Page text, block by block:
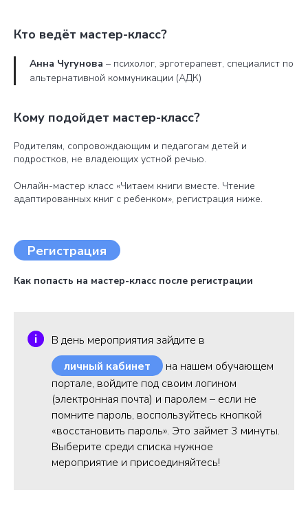
Кто ведёт мастер-класс?
Анна Чугунова – психолог, эрготерапевт, специалист по
альтернативной коммуникации (АДК)
Кому подойдет мастер-класс?
Родителям, сопровождающим и педагогам детей и
подростков, не владеющих устной речью.
Онлайн-мастер класс «Читаем книги вместе. Чтение
адаптированных книг с ребенком», регистрация ниже.
Регистрация
Как попасть на мастер-класс после регистрации
В день мероприятия зайдите в
личный кабинет
на нашем обучающем
портале, войдите под своим логином
(электронная почта) и паролем – если не
помните пароль, воспользуйтесь кнопкой
«восстановить пароль». Это займет 3 минуты.
Выберите среди списка нужное
мероприятие и присоединяйтесь!